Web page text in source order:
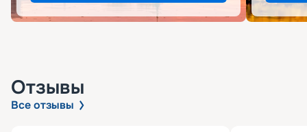
Отзывы
Все отзывы